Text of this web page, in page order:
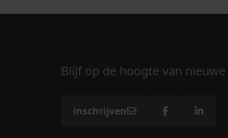
Blijf op de hoogte van
inschrijven